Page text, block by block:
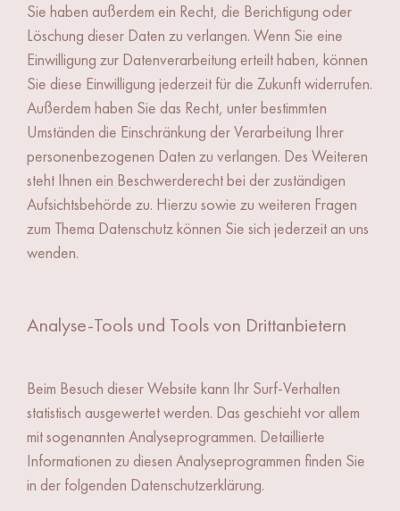
Sie haben außerdem ein Recht, die Berichtigung oder
Löschung dieser Daten zu verlangen. Wenn Sie eine
Einwilligung zur Datenverarbeitung erteilt haben, können
Sie diese Einwilligung jederzeit für die Zukunft widerrufen.
Außerdem haben Sie das Recht, unter bestimmten
Umständen die Einschränkung der Verarbeitung Ihrer
personenbezogenen Daten zu verlangen. Des Weiteren
steht Ihnen ein Beschwerderecht bei der zuständigen
Aufsichtsbehörde zu. Hierzu sowie zu weiteren Fragen
zum Thema Datenschutz können Sie sich jederzeit an uns
wenden.
Analyse-Tools und Tools von Dritt­anbietern
Beim Besuch dieser Website kann Ihr Surf-Verhalten
statistisch ausgewertet werden. Das geschieht vor allem
mit sogenannten Analyseprogrammen. Detaillierte
Informationen zu diesen Analyseprogrammen finden Sie
in der folgenden Datenschutzerklärung.